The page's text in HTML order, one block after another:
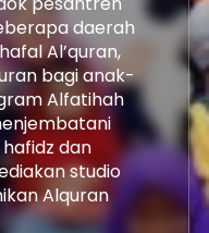
daerah
Al’quran,
bagi anak-
Alfatihah
dan
studio
Alquran